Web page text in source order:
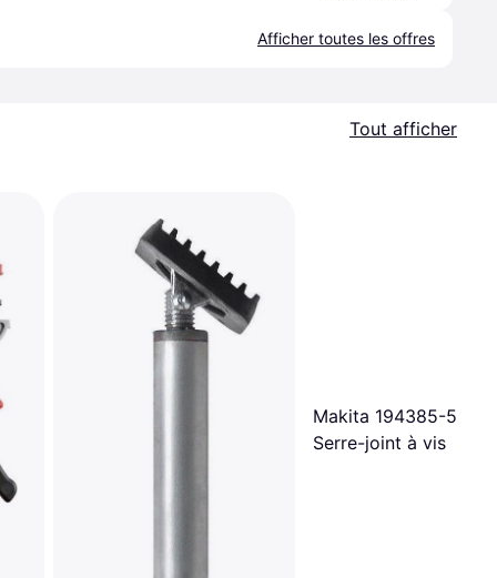
Afficher toutes les offres
Tout afficher
Makita 194385-5
Serre-joint à vis